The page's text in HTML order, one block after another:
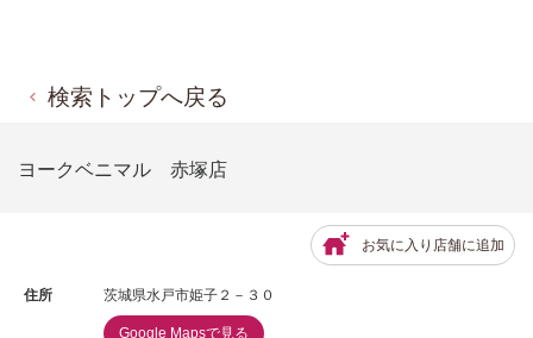
検索トップへ戻る
ヨークベニマル 赤塚店
お気に入り店舗に追加
住所 茨城県水戸市姫子２－３０
Google Mapsで見る